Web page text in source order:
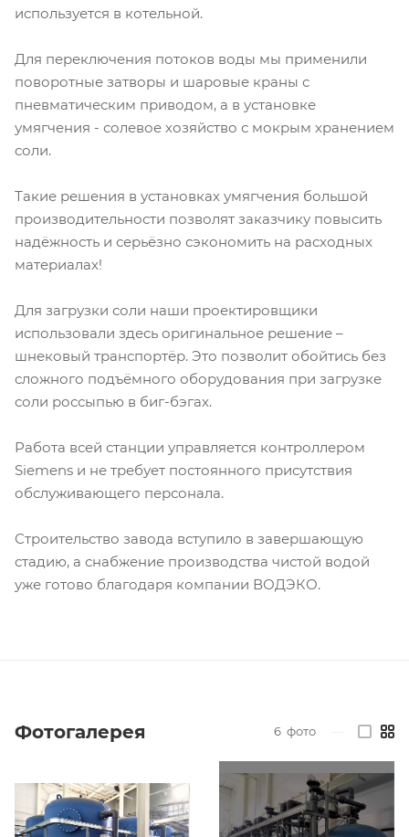
используется в котельной.
Для переключения потоков воды мы применили
поворотные затворы и шаровые краны с
пневматическим приводом, а в установке
умягчения - солевое хозяйство с мокрым хранением
соли.
Такие решения в установках умягчения большой
производительности позволят заказчику повысить
надёжность и серьёзно сэкономить на расходных
материалах!
Для загрузки соли наши проектировщики
использовали здесь оригинальное решение –
шнековый транспортёр. Это позволит обойтись без
сложного подъёмного оборудования при загрузке
соли россыпью в биг-бэгах.
Работа всей станции управляется контроллером
Siemens и не требует постоянного присутствия
обслуживающего персонала.
Строительство завода вступило в завершающую
стадию, а снабжение производства чистой водой
уже готово благодаря компании ВОДЭКО.
Фотогалерея 6 фото